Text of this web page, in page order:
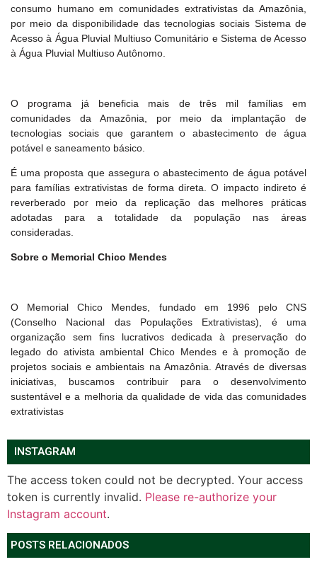
consumo humano em comunidades extrativistas da Amazônia,
por meio da disponibilidade das tecnologias sociais Sistema de
Acesso à Água Pluvial Multiuso Comunitário e Sistema de Acesso
à Água Pluvial Multiuso Autônomo.
O programa já beneficia mais de três mil famílias em
comunidades da Amazônia, por meio da implantação de
tecnologias sociais que garantem o abastecimento de água
potável e saneamento básico.
É uma proposta que assegura o abastecimento de água potável
para famílias extrativistas de forma direta. O impacto indireto é
reverberado por meio da replicação das melhores práticas
adotadas para a totalidade da população nas áreas
consideradas.
Sobre o Memorial Chico Mendes
O Memorial Chico Mendes, fundado em 1996 pelo CNS
(Conselho Nacional das Populações Extrativistas), é uma
organização sem fins lucrativos dedicada à preservação do
legado do ativista ambiental Chico Mendes e à promoção de
projetos sociais e ambientais na Amazônia. Através de diversas
iniciativas, buscamos contribuir para o desenvolvimento
sustentável e a melhoria da qualidade de vida das comunidades
extrativistas
INSTAGRAM
The access token could not be decrypted. Your access
token is currently invalid. Please re-authorize your
Instagram account.
POSTS RELACIONADOS